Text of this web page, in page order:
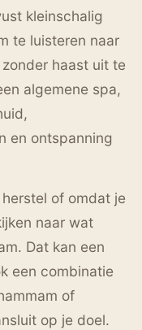
kleinschalig
te luisteren naar
haast uit te
algemene spa,
en ontspanning
of omdat je
naar wat
Dat kan een
een combinatie
of
op je doel.